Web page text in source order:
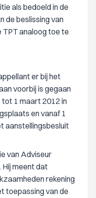
als bedoeld in de
de beslissing van
TPT analoog toe te
er bij het
voorbij is gegaan
tot 1 maart 2012 in
en vanaf 1
aanstellingsbesluit
van Adviseur
meent dat
rekening
toepassing van de